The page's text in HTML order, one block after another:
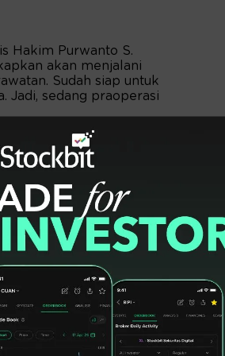
Hakim Purwanto S.
akan menjalani
Sudah siap untuk
Jadi, sedang praoperasi
obat antinyeri dari
diperkirakan
tetap berupaya
sidang dirinya